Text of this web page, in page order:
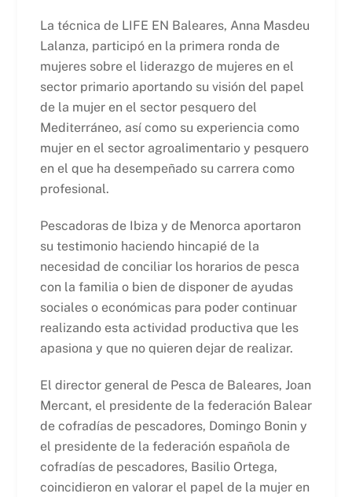
La técnica de LIFE EN Baleares, Anna Masdeu
Lalanza, participó en la primera ronda de
mujeres sobre el liderazgo de mujeres en el
sector primario aportando su visión del papel
de la mujer en el sector pesquero del
Mediterráneo, así como su experiencia como
mujer en el sector agroalimentario y pesquero
en el que ha desempeñado su carrera como
profesional.
Pescadoras de Ibiza y de Menorca aportaron
su testimonio haciendo hincapié de la
necesidad de conciliar los horarios de pesca
con la familia o bien de disponer de ayudas
sociales o económicas para poder continuar
realizando esta actividad productiva que les
apasiona y que no quieren dejar de realizar.
El director general de Pesca de Baleares, Joan
Mercant, el presidente de la federación Balear
de cofradías de pescadores, Domingo Bonin y
el presidente de la federación española de
cofradías de pescadores, Basilio Ortega,
coincidieron en valorar el papel de la mujer en